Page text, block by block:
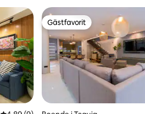
Gästfavorit
Gästfavorit